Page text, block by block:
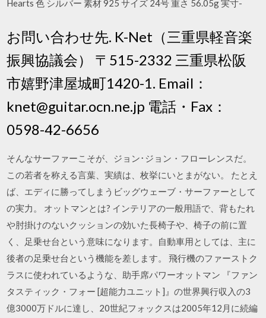
Hearts 色 シルバー 素材 925 サイズ 24号 重さ 56.05g 実寸-
お問い合わせ先. K-Net（三重県軽音楽
振興協議会） 〒515-2332 三重県松阪
市嬉野津屋城町1420-1. Email：
knet@guitar.ocn.ne.jp 電話・Fax：
0598-42-6656
そんなサーファーこそが、ジョン･ジョン・フローレンスだ。
この若者を称える言葉、実績は、枚挙にいとまがない。 たとえ
ば、エディに勝ってしまうビッグウェーブ・サーファーとして
の実力。 オットマンとは? インテリアの一般用語で、背もたれ
や肘掛けのないクッションの効いた長椅子や、椅子の前に置
く、足乗せ台という意味になります。自動車用としては、主に
後者の足乗せ台という機能を差します。 飛行機のファーストク
ラスに使われているような、助手席パワーオットマン 『ファン
タスティック・フォー [超能力ユニット]』の世界興行収入の3
億3000万ドルに達し、20世紀フォックスは2005年12月に続編